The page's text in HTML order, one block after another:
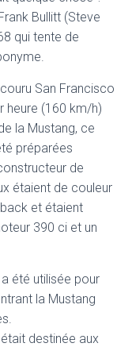
Bullitt (Steve
qui tente de
San Francisco
heure (160 km/h)
la Mustang, ce
préparées
de
étaient de couleur
et étaient
390 ci et un
été utilisée pour
la Mustang
destinée aux